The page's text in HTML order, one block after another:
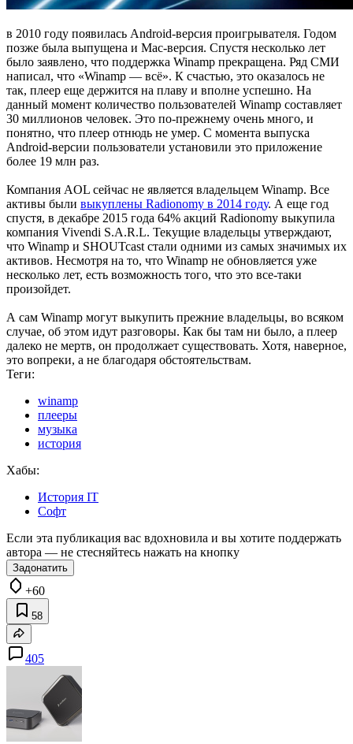
в 2010 году появилась Android-версия проигрывателя. Годом
позже была выпущена и Mac-версия. Спустя несколько лет
было заявлено, что поддержка Winamp прекращена. Ряд СМИ
написал, что «Winamp — всё». К счастью, это оказалось не
так, плеер еще держится на плаву и вполне успешно. На
данный момент количество пользователей Winamp составляет
30 миллионов человек. Это по-прежнему очень много, и
понятно, что плеер отнюдь не умер. С момента выпуска
Android-версии пользователи установили это приложение
более 19 млн раз.
Компания AOL сейчас не является владельцем Winamp. Все
активы были выкуплены Radionomy в 2014 году. А еще год
спустя, в декабре 2015 года 64% акций Radionomy выкупила
компания Vivendi S.A.R.L. Текущие владельцы утверждают,
что Winamp и SHOUTcast стали одними из самых значимых их
активов. Несмотря на то, что Winamp не обновляется уже
несколько лет, есть возможность того, что это все-таки
произойдет.
А сам Winamp могут выкупить прежние владельцы, во всяком
случае, об этом идут разговоры. Как бы там ни было, а плеер
далеко не мертв, он продолжает существовать. Хотя, наверное,
это вопреки, а не благодаря обстоятельствам.
Теги:
winamp
плееры
музыка
история
Хабы:
История IT
Софт
Если эта публикация вас вдохновила и вы хотите поддержать
автора — не стесняйтесь нажать на кнопку
Задонатить
+60
58
405